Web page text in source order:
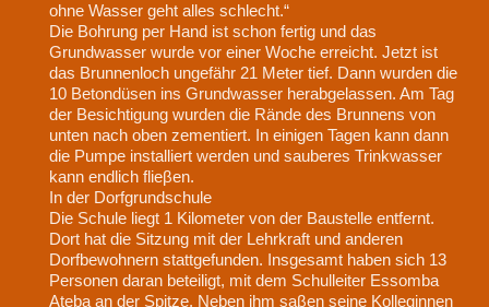
ohne Wasser geht alles schlecht.“
Die Bohrung per Hand ist schon fertig und das
Grundwasser wurde vor einer Woche erreicht. Jetzt ist
das Brunnenloch ungefähr 21 Meter tief. Dann wurden die
10 Betondüsen ins Grundwasser herabgelassen. Am Tag
der Besichtigung wurden die Rände des Brunnens von
unten nach oben zementiert. In einigen Tagen kann dann
die Pumpe installiert werden und sauberes Trinkwasser
kann endlich flieβen.
In der Dorfgrundschule
Die Schule liegt 1 Kilometer von der Baustelle entfernt.
Dort hat die Sitzung mit der Lehrkraft und anderen
Dorfbewohnern stattgefunden. Insgesamt haben sich 13
Personen daran beteiligt, mit dem Schulleiter Essomba
Ateba an der Spitze. Neben ihm saβen seine Kolleginnen